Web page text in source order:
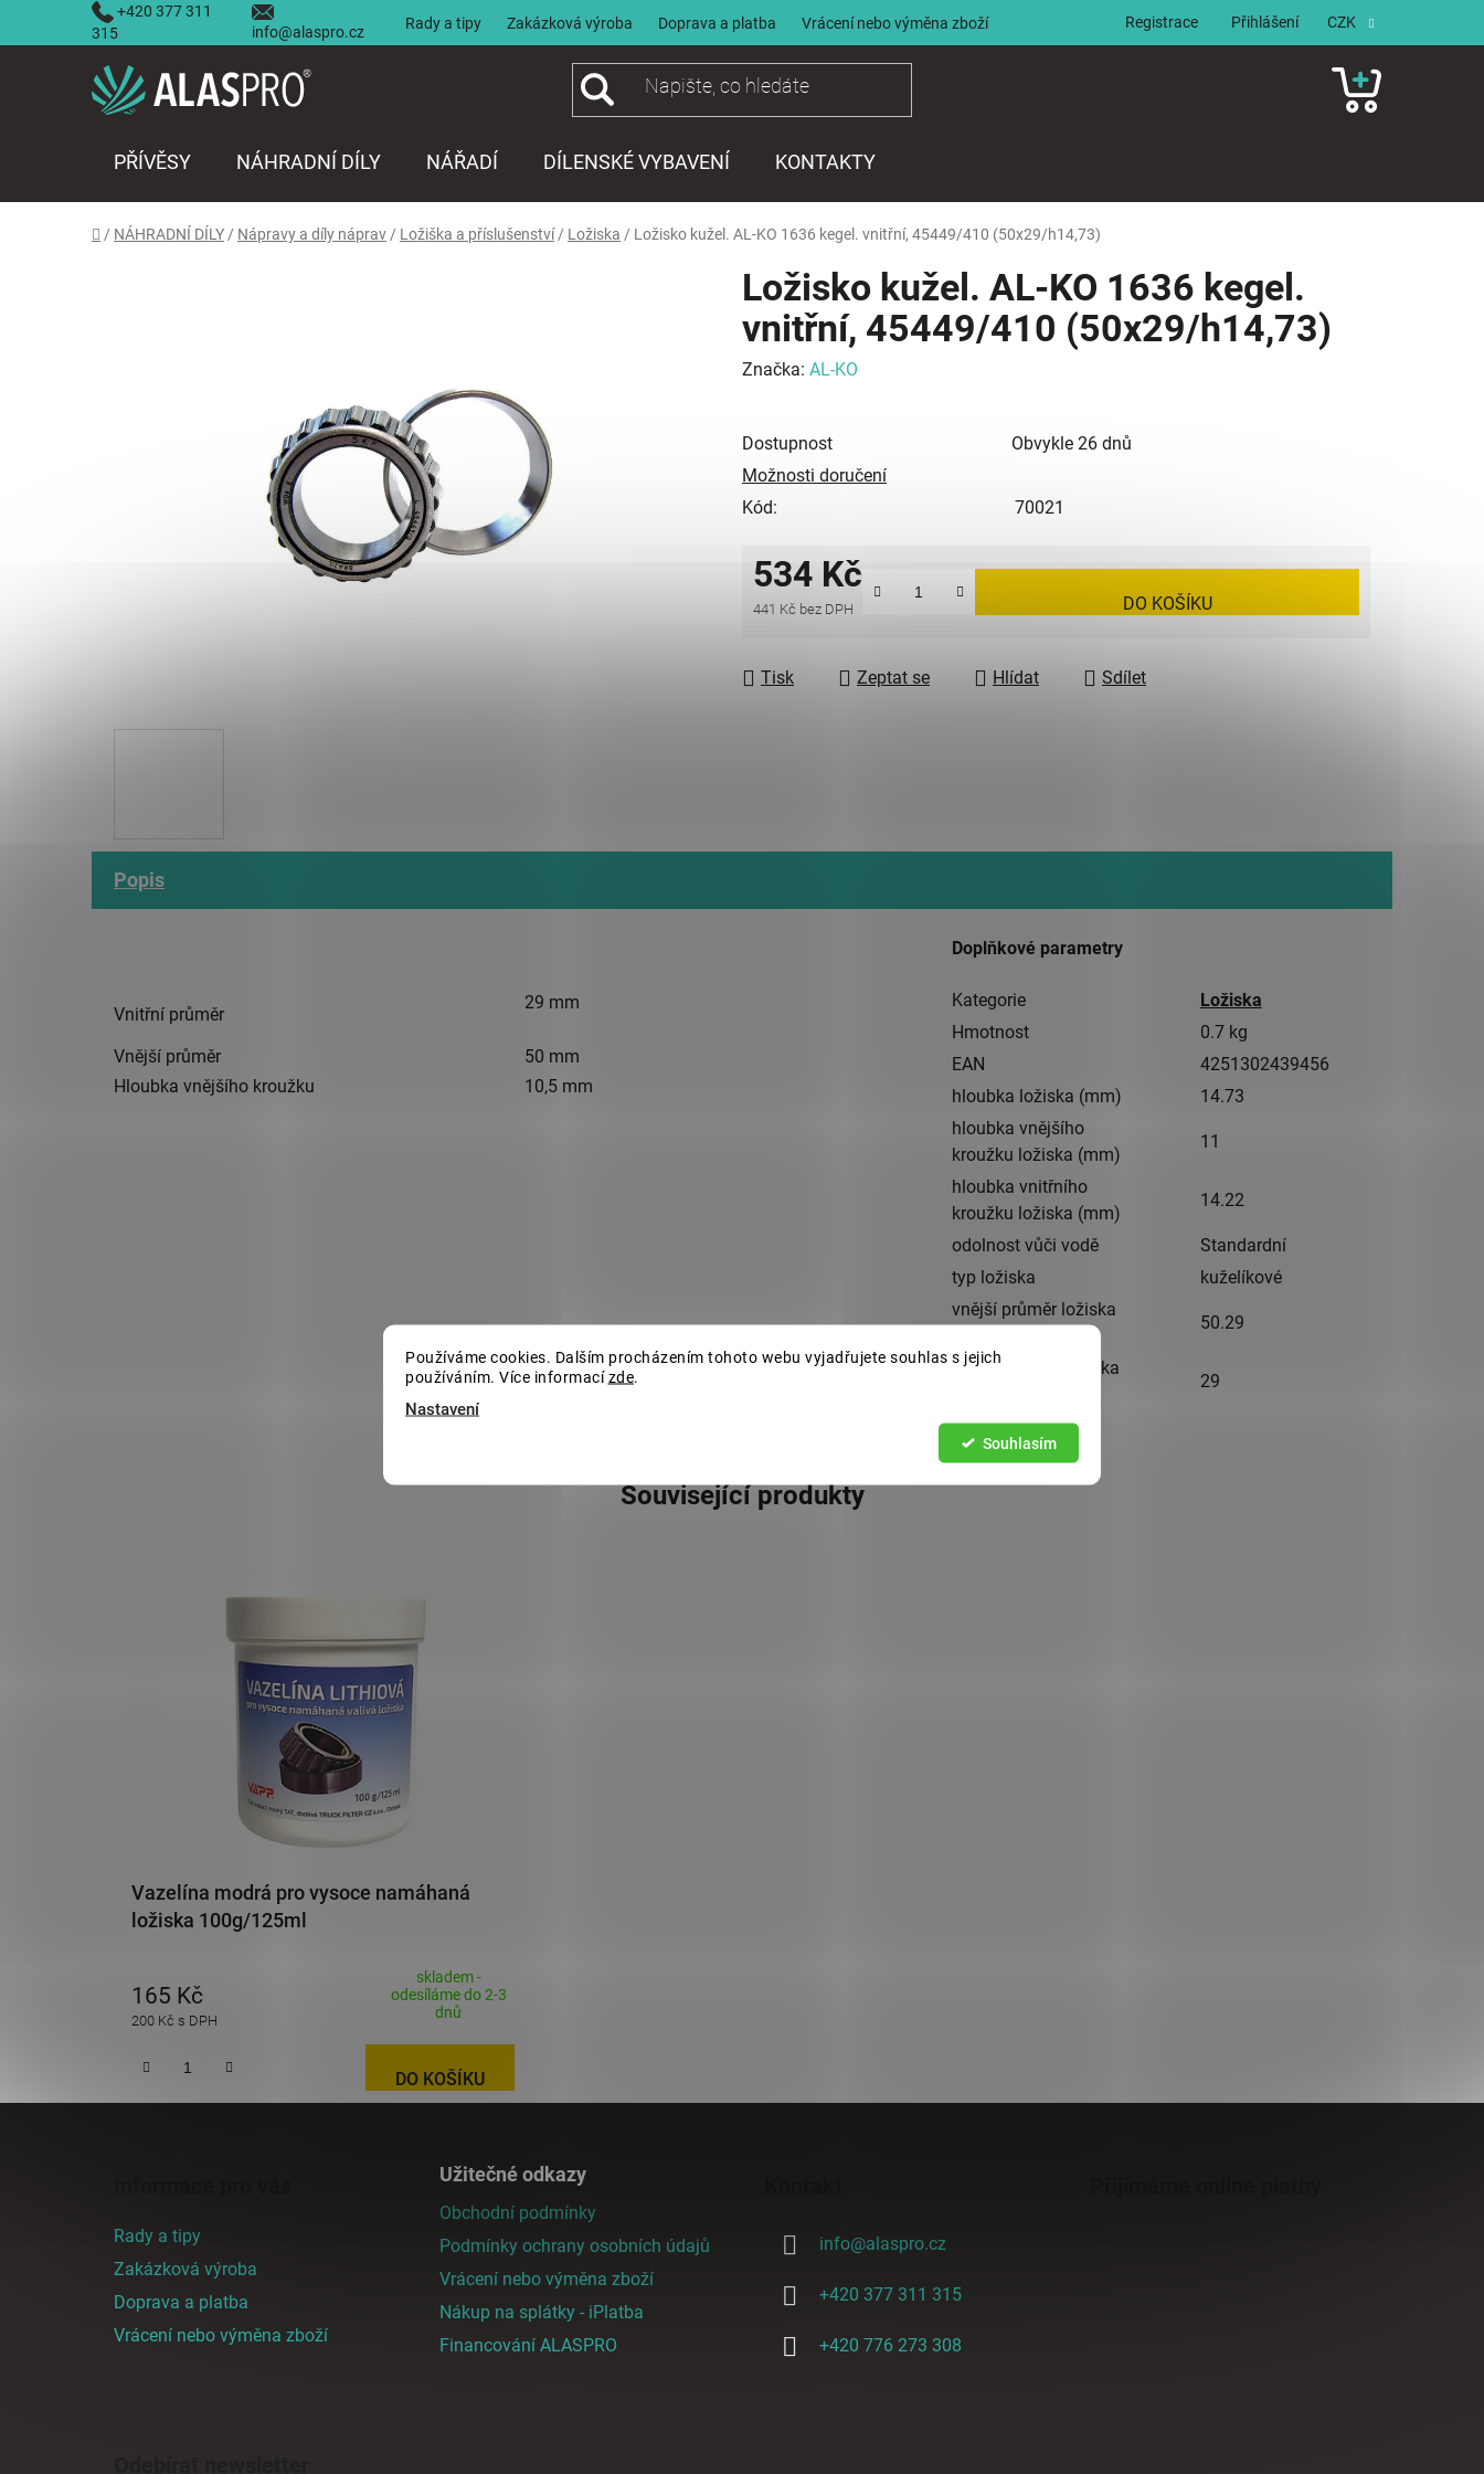
Používáme cookies. Dalším procházením tohoto webu vyjadřujete souhlas s jejich
používáním. Více informacízde.
Nastavení
Souhlasím
+420 377 311
315
info@alaspro.cz Rady a tipy Zakázková výroba Doprava a platba Vrácení nebo výměna zboží CZK
Přihlášení
Registrace
NÁKUPNÍ
PŘÍVĚSY NÁHRADNÍ DÍLY NÁŘADÍ DÍLENSKÉ VYBAVENÍ KONTAKTY
Domů
/ NÁHRADNÍ DÍLY / Nápravy a díly náprav / Ložiška a příslušenství / Ložiska / Ložisko kužel. AL-KO 1636 kegel. vnitřní, 45449/410 (50x29/h14,73)
Ložisko kužel. AL-KO 1636 kegel.
vnitřní, 45449/410 (50x29/h14,73)
Značka: AL-KO
Dostupnost
Obvykle 26 dnů
Možnosti doručení
Kód:
70021
534 Kč
441 Kč bez DPH DO KOŠÍKU
Tisk Zeptat se Hlídat Sdílet
Popis
Vnitřní průměr
29 mm
Vnější průměr
50 mm
Hloubka vnějšího kroužku
10,5 mm
Doplňkové parametry
Kategorie
Ložiska
Hmotnost
0.7 kg
EAN
4251302439456
hloubka ložiska (mm)
14.73
hloubka vnějšího
kroužku ložiska (mm)
11
hloubka vnitřního
kroužku ložiska (mm)
14.22
odolnost vůči vodě
Standardní
typ ložiska
kuželíkové
vnější průměr ložiska
50.29
vnitřní průměr ložiska
29
Související produkty
Vazelína modrá pro vysoce namáhaná
ložiska 100g/125ml
200 Kč s DPH
165 Kč
skladem -
odesíláme do 2-3
dnů
DO KOŠÍKU
Rady a tipy
Zakázková výroba
Doprava a platba
Vrácení nebo výměna zboží
Užitečné odkazy
Obchodní podmínky
Podmínky ochrany osobních údajů
Vrácení nebo výměna zboží
Nákup na splátky - iPlatba
Financování ALASPRO
info@alaspro.cz
+420 377 311 315
+420 776 273 308